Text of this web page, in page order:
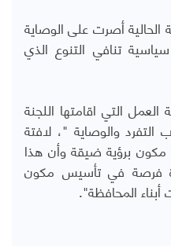
الحالية أصرت على الوصاية
تنافي التنوع الذي
التي اقامتها اللجنة
التفرد والوصاية "، لافتة
مكون برؤية ضيقة وأن هذا
فرصة في تأسيس مكون
المحافظة".